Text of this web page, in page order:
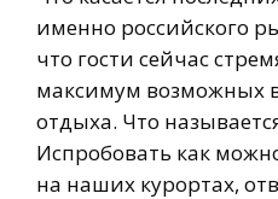
именно российского
что гости сейчас
максимум возможных
отдыха. Что
Испробовать как
на наших курортах,